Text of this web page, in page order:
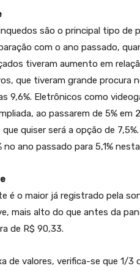
são o principal tipo de
com o ano passado,
tiveram aumento em
que tiveram grande procura
9,6%. Eletrônicos como
ao passarem de 5% em
quiser será a opção de
no ano passado para 5,1%
é o maior já registrado pela
mais alto do que antes da
de R$ 90,33.
de valores, verifica-se que 1/